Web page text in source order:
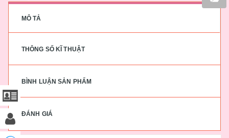
MÔ TẢ
THÔNG SỐ KĨ THUẬT
BÌNH LUẬN SẢN PHẨM
ĐÁNH GIÁ